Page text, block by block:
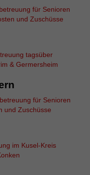
für Senioren
und Zuschüsse
tagsüber
& Germersheim
für Senioren
und Zuschüsse
im Kusel-Kreis